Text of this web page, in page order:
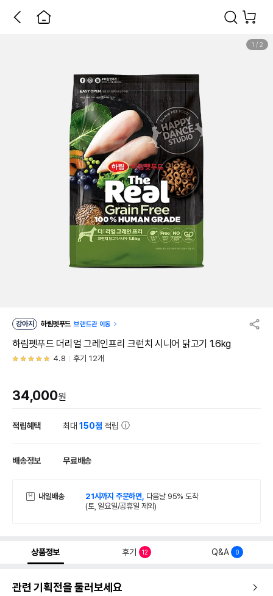
1 / 2
강아지 하림펫푸드 브랜드관 이동
하림펫푸드 더리얼 그레인프리 크런치 시니어 닭고기 1.6kg
4.8 후기 12개
34,000원
적립혜택 최대150점 적립
배송정보 무료배송
내일배송 21시까지 주문하면, 다음날 95% 도착
(토, 일요일/공휴일 제외)
상품정보 후기 12 Q&A 0
관련 기획전을 둘러보세요